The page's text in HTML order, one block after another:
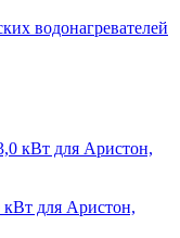
водонагревателей
для Аристон,